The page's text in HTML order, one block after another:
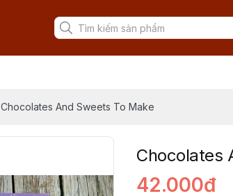
Chocolates And Sweets To Make
Chocolates
42.000đ